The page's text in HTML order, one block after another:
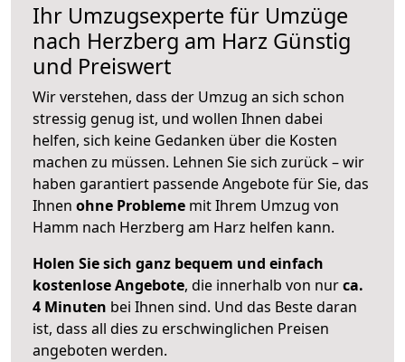
Ihr Umzugsexperte für Umzüge
nach Herzberg am Harz Günstig
und Preiswert
Wir verstehen, dass der Umzug an sich schon
stressig genug ist, und wollen Ihnen dabei
helfen, sich keine Gedanken über die Kosten
machen zu müssen. Lehnen Sie sich zurück – wir
haben garantiert passende Angebote für Sie, das
Ihnen ohne Probleme mit Ihrem Umzug von
Hamm nach Herzberg am Harz helfen kann.
Holen Sie sich ganz bequem und einfach
kostenlose Angebote, die innerhalb von nurca.
4 Minuten bei Ihnen sind. Und das Beste daran
ist, dass all dies zu erschwinglichen Preisen
angeboten werden.